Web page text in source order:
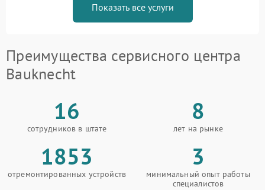
Показать все услуги
Преимущества сервисного центра
Bauknecht
16
сотрудников в штате
8
лет на рынке
1853
отремонтированных устройств
3
минимальный опыт работы
специалистов